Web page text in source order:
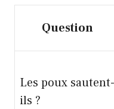
Question
Les poux sautent-
ils ?